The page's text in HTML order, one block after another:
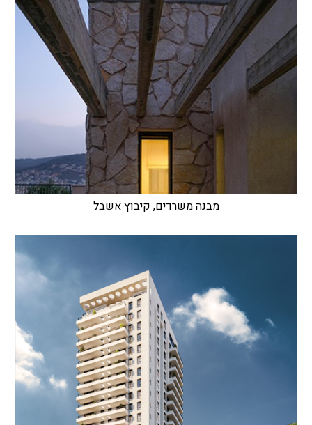
מבנה משרדים, קיבוץ אשבל